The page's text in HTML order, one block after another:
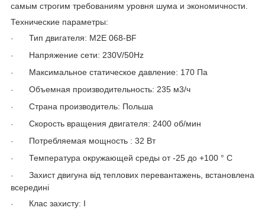
самым строгим требованиям уровня шума и экономичности.
Технические параметры:
· Тип двигателя: M2E 068-BF
· Напряжение сети: 230V/50Hz
· Максимальное статическое давление: 170 Па
· Объемная производительность: 235 м3/ч
· Страна производитель: Польша
· Скорость вращения двигателя: 2400 об/мин
· Потребляемая мощность : 32 Вт
· Температура окружающей среды от -25 до +100 ° C
·
Захист двигуна від теплових перевантажень, встановлена
всередині
· Клас захисту: I